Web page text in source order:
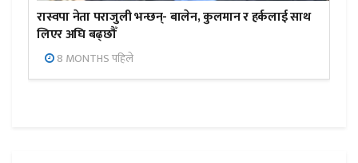
रास्वपा नेता पराजुली भन्छन्- बालेन, कुलमान र हर्कलाई साथ
लिएर अघि बढ्छौँ
8 MONTHS पहिले